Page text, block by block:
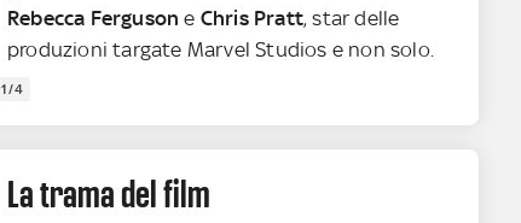
Rebecca Fergusone Chris Pratt, star delle
produzioni targate Marvel Studios e non solo.
1/4
La trama del film